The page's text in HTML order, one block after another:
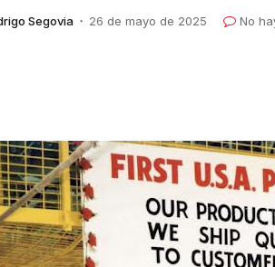
Segovia 26 de mayo de 2025 No